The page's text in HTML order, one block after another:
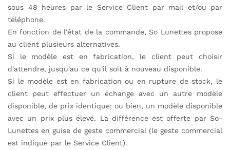
sous 48 heures par le Service Client par mail et/ou par
téléphone.
En fonction de l'état de la commande, So Lunettes propose
au client plusieurs alternatives.
Si le modèle est en fabrication, le client peut choisir
d'attendre, jusqu'au ce qu'il soit à nouveau disponible.
Si le modèle est en fabrication ou en rupture de stock, le
client peut effectuer un échange avec un autre modèle
disponible, de prix identique; ou bien, un modèle disponible
avec un prix plus élevé. La différence est offerte par So-
Lunettes en guise de geste commercial (le geste commercial
est indiqué par le Service Client).